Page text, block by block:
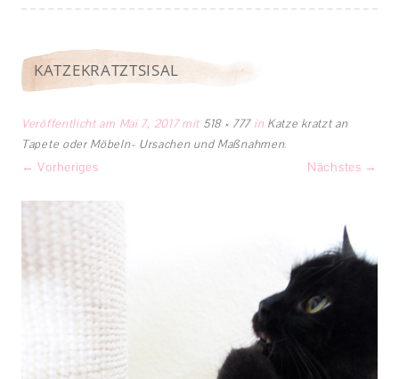
springen
KATZEKRATZTSISAL
Veröffentlicht am Mai 7, 2017mit 518 × 777in Katze kratzt an
Tapete oder Möbeln- Ursachen und Maßnahmen.
← Vorheriges Nächstes →